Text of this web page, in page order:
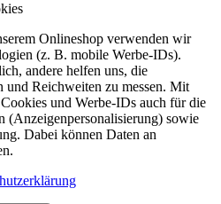
Onlineshop verwenden wir
(z. B. mobile Werbe-IDs).
andere helfen uns, die
und Reichweiten zu messen. Mit
und Werbe-IDs auch für die
(Anzeigenpersonalisierung) sowie
Dabei können Daten an